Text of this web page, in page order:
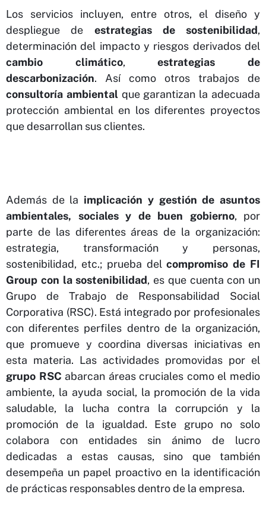
Los servicios incluyen, entre otros, el diseño y
despliegue de estrategias de sostenibilidad,
determinación del impacto y riesgos derivados del
cambio climático,estrategias de
descarbonización. Así como otros trabajos de
consultoría ambientalque garantizan la adecuada
protección ambiental en los diferentes proyectos
que desarrollan sus clientes.
Además de la implicación y gestión de asuntos
ambientales, sociales y de buen gobierno, por
parte de las diferentes áreas de la organización:
estrategia, transformación y personas,
sostenibilidad, etc.; prueba delcompromiso de FI
Group con la sostenibilidad, es que cuenta con un
Grupo de Trabajo de Responsabilidad Social
Corporativa (RSC). Está integrado por profesionales
con diferentes perfiles dentro de la organización,
que promueve y coordina diversas iniciativas en
esta materia. Las actividades promovidas por el
grupo RSC abarcan áreas cruciales como el medio
ambiente, la ayuda social, la promoción de la vida
saludable, la lucha contra la corrupción y la
promoción de la igualdad. Este grupo no solo
colabora con entidades sin ánimo de lucro
dedicadas a estas causas, sino que también
desempeña un papel proactivo en la identificación
de prácticas responsables dentro de la empresa.